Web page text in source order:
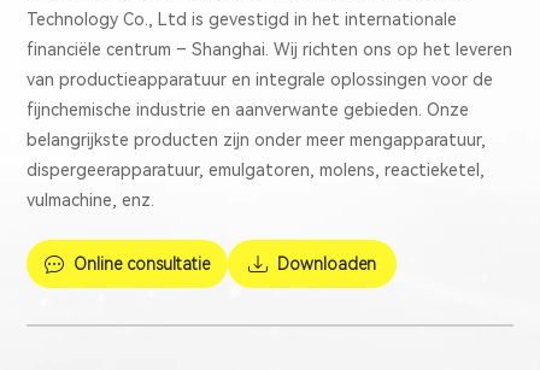
Technology Co., Ltd is gevestigd in het internationale
financiële centrum – Shanghai. Wij richten ons op het leveren
van productieapparatuur en integrale oplossingen voor de
fijnchemische industrie en aanverwante gebieden. Onze
belangrijkste producten zijn onder meer mengapparatuur,
dispergeerapparatuur, emulgatoren, molens, reactieketel,
vulmachine, enz.
Online consultatie Downloaden